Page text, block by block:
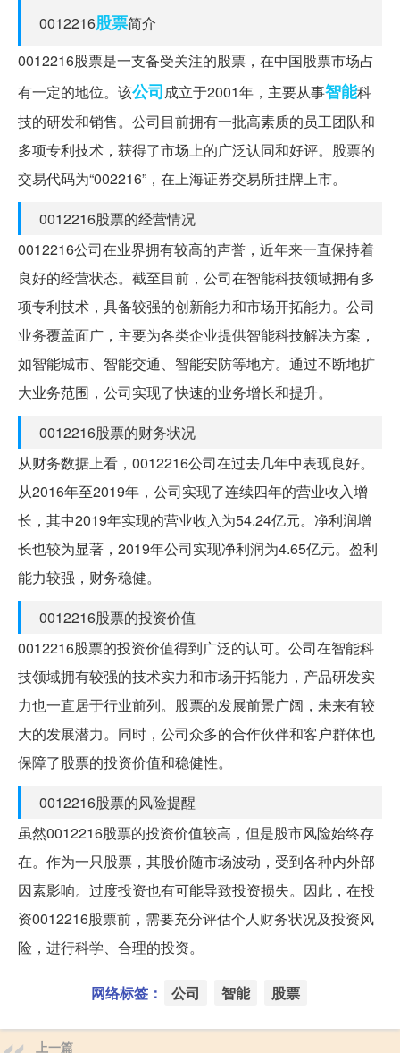
0012216股票简介
0012216股票是一支备受关注的股票，在中国股票市场占
有一定的地位。该公司成立于2001年，主要从事智能科
技的研发和销售。公司目前拥有一批高素质的员工团队和
多项专利技术，获得了市场上的广泛认同和好评。股票的
交易代码为“002216”，在上海证券交易所挂牌上市。
0012216股票的经营情况
0012216公司在业界拥有较高的声誉，近年来一直保持着
良好的经营状态。截至目前，公司在智能科技领域拥有多
项专利技术，具备较强的创新能力和市场开拓能力。公司
业务覆盖面广，主要为各类企业提供智能科技解决方案，
如智能城市、智能交通、智能安防等地方。通过不断地扩
大业务范围，公司实现了快速的业务增长和提升。
0012216股票的财务状况
从财务数据上看，0012216公司在过去几年中表现良好。
从2016年至2019年，公司实现了连续四年的营业收入增
长，其中2019年实现的营业收入为54.24亿元。净利润增
长也较为显著，2019年公司实现净利润为4.65亿元。盈利
能力较强，财务稳健。
0012216股票的投资价值
0012216股票的投资价值得到广泛的认可。公司在智能科
技领域拥有较强的技术实力和市场开拓能力，产品研发实
力也一直居于行业前列。股票的发展前景广阔，未来有较
大的发展潜力。同时，公司众多的合作伙伴和客户群体也
保障了股票的投资价值和稳健性。
0012216股票的风险提醒
虽然0012216股票的投资价值较高，但是股市风险始终存
在。作为一只股票，其股价随市场波动，受到各种内外部
因素影响。过度投资也有可能导致投资损失。因此，在投
资0012216股票前，需要充分评估个人财务状况及投资风
险，进行科学、合理的投资。
网络标签： 公司 智能 股票
上一篇